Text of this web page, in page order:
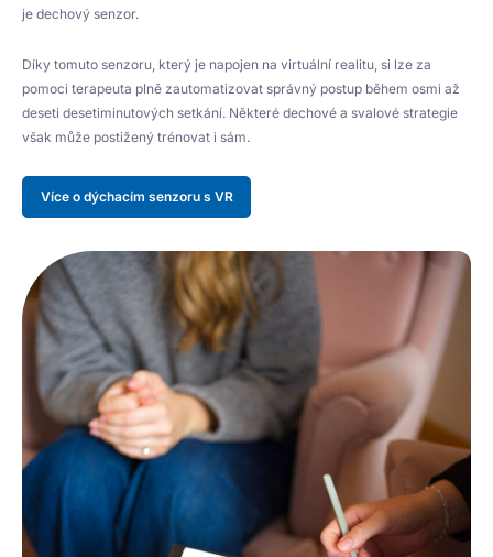
je dechový senzor.
Díky tomuto senzoru, který je napojen na virtuální realitu, si lze za
pomoci terapeuta plně zautomatizovat správný postup během osmi až
deseti desetiminutových setkání. Některé dechové a svalové strategie
však může postižený trénovat i sám.
Více o dýchacím senzoru s VR